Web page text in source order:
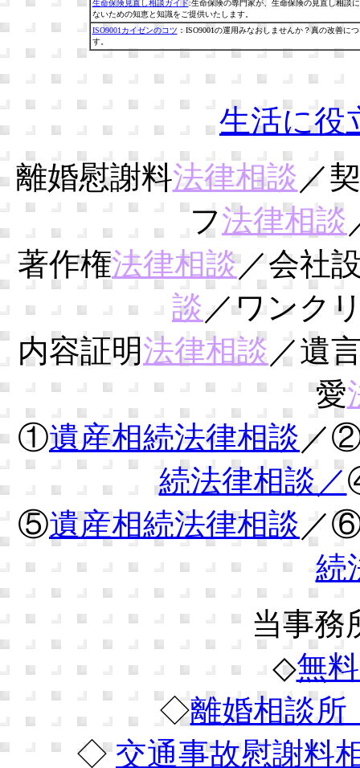
生命保険見直し相談ガイド:生命保険の専門家が、生命保険の見直し相談
ないための知恵と知識をご提供いたします。
ISO9001カイゼンのコツ ：ISO9001の運用みなおしませんか？真の改善に
す。
生活に役
離婚慰謝料法律相談 ／
フ法律相談
著作権法律相談／会社
談 ／ワンク
内容証明法律相談 ／遺
愛
①遺産相続法律相談 ／
続法律相談／
⑤遺産相続法律相談 ／
続
当事務
◇無
◇離婚相談所
◇交通事故慰謝料